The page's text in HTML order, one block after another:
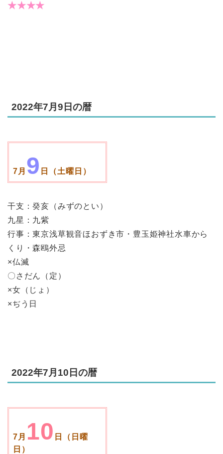
★★★★
2022年7月9日の暦
7月 9 日（土曜日）
干支：癸亥（みずのとい）
九星：九紫
行事：東京浅草観音ほおずき市・豊玉姫神社水車から
くり・森鴎外忌
×仏滅
〇さだん（定）
×女（じょ）
×ぢう日
2022年7月10日の暦
7月 10 日（日曜
日）